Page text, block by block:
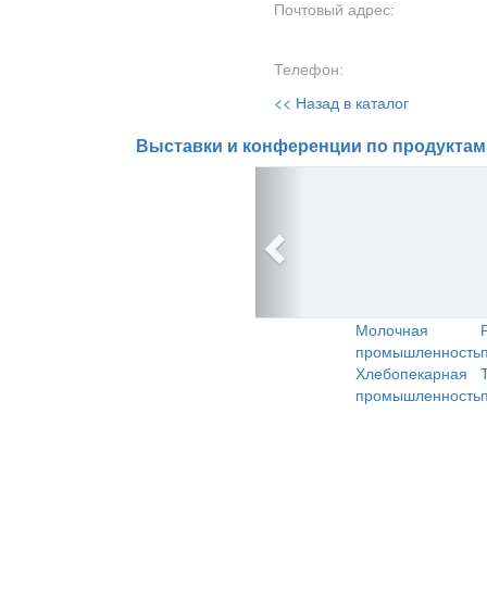
Почтовый адрес:
Телефон:
<< Назад в каталог
Выставки и конференции по
Молочная
промышленность
Хлебопекарная
промышленность